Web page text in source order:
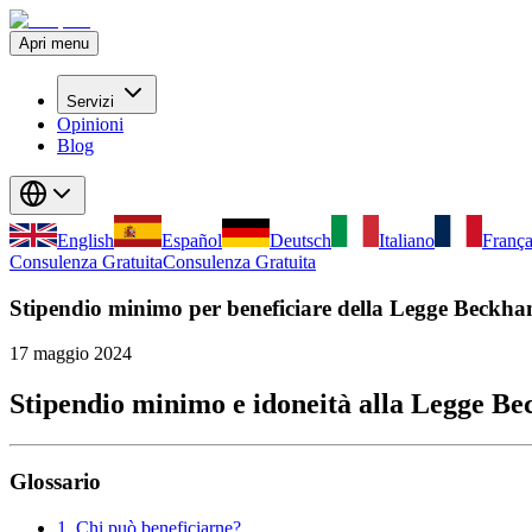
Apri menu
Servizi
Opinioni
Blog
English Español Deutsch Italiano
Consulenza GratuitaConsulenza Gratuita
Stipendio minimo per beneficiare della Legge
17 maggio 2024
Stipendio minimo e idoneità alla Legge
Glossario
1. Chi può beneficiarne?